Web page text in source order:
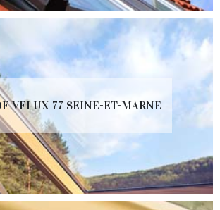
VELUX 77 SEINE-ET-MARNE